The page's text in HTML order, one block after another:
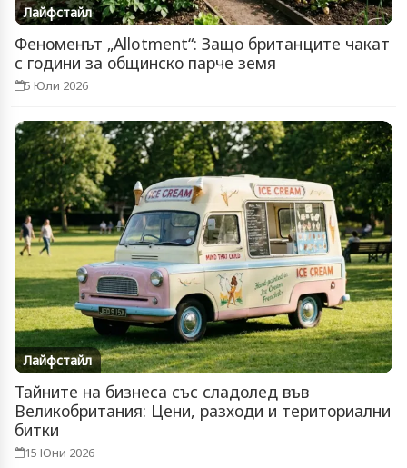
Лайфстайл
Феноменът „Allotment“: Защо британците чакат
с години за общинско парче земя
5 Юли 2026
Лайфстайл
Тайните на бизнеса със сладолед във
Великобритания: Цени, разходи и териториални
битки
15 Юни 2026